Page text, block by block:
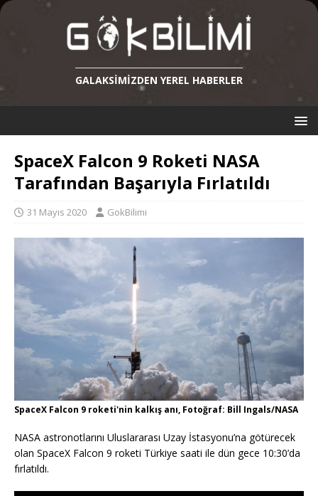
GALAKSIMIZDEN YEREL HABERLER
SpaceX Falcon 9 Roketi NASA
Tarafından Başarıyla Fırlatıldı
31 Mayıs 2020 GokBilimi
SpaceX Falcon 9 roketi'nin kalkış anı, Fotoğraf: Bill Ingals/NASA
NASA astronotlarını Uluslararası Uzay İstasyonu’na götürecek
olan SpaceX Falcon 9 roketi Türkiye saati ile dün gece 10:30’da
fırlatıldı.